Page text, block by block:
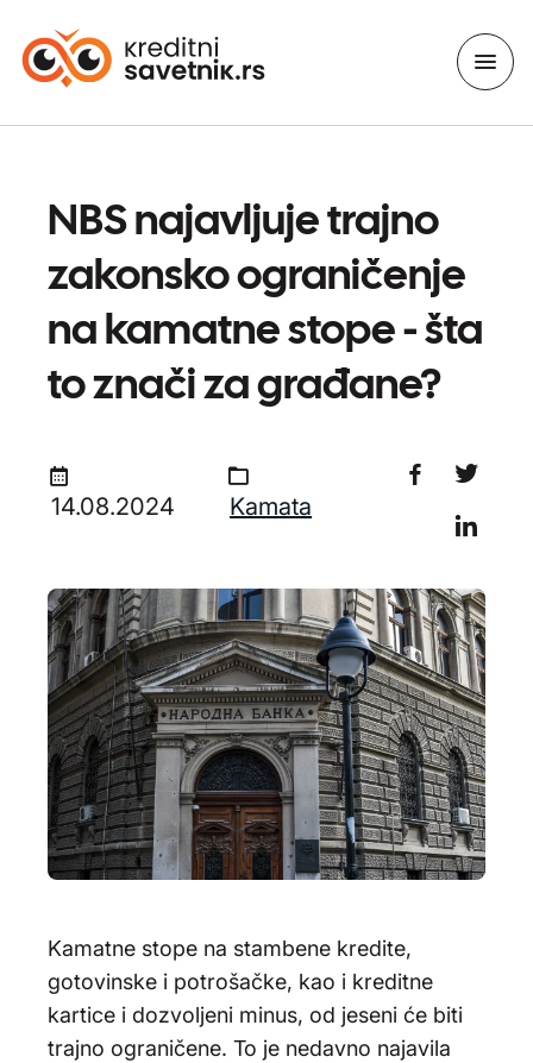
NBS najavljuje trajno
zakonsko ograničenje
na kamatne stope - šta
to znači za građane?
14.08.2024 Kamata
Kamatne stope na stambene kredite,
gotovinske i potrošačke, kao i kreditne
kartice i dozvoljeni minus, od jeseni će biti
trajno ograničene. To je nedavno najavila